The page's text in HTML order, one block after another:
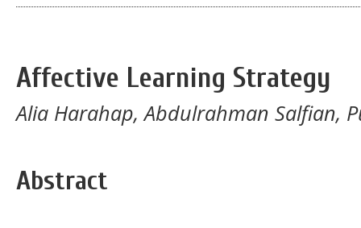
Affective Learning Strategy
Alia Harahap, Abdulrahman Salfian,
Abstract